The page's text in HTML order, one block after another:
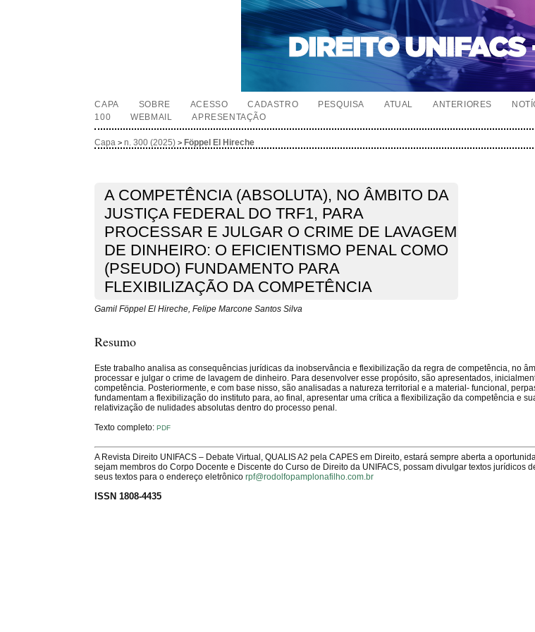
CAPA SOBRE ACESSO CADASTRO PESQUISA ATUAL ANTERIORES
100
WEBMAIL APRESENTAÇÃO
Capa >n. 300 (2025) > Föppel El Hireche
A COMPETÊNCIA (ABSOLUTA), NO ÂMBITO DA
JUSTIÇA FEDERAL DO TRF1, PARA
PROCESSAR E JULGAR O CRIME DE LAVAGEM
DE DINHEIRO: O EFICIENTISMO PENAL COMO
(PSEUDO) FUNDAMENTO PARA
FLEXIBILIZAÇÃO DA COMPETÊNCIA
Gamil Föppel El Hireche, Felipe Marcone Santos Silva
Resumo
Este trabalho analisa as consequências jurídicas da inobservância e flexibilização da regra de competência, no
processar e julgar o crime de lavagem de dinheiro. Para desenvolver esse propósito, são apresentados,
competência. Posteriormente, e com base nisso, são analisadas a natureza territorial e a material- funcional,
fundamentam a flexibilização do instituto para, ao final, apresentar uma crítica a flexibilização da competência e
relativização de nulidades absolutas dentro do processo penal.
Texto completo:PDF
A Revista Direito UNIFACS – Debate Virtual, QUALIS A2 pela CAPES em Direito, estará sempre aberta a
sejam membros do Corpo Docente e Discente do Curso de Direito da UNIFACS, possam divulgar textos jurídicos
seus textos para o endereço eletrônicorpf@rodolfopamplonafilho.com.br
ISSN 1808-4435